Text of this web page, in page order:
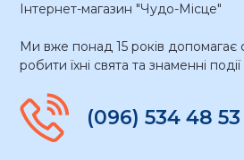
Інтернет-магазин "Чудо-Місце"
Ми вже понад 15 років допомагає
робити їхні свята та знаменні
(096) 534 48 53